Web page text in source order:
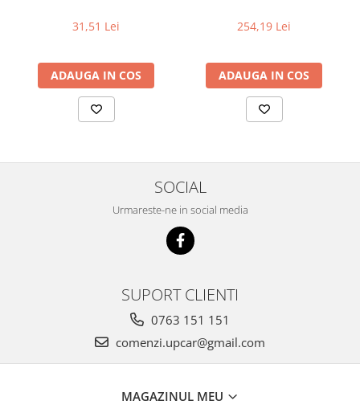
31,51 Lei
ADAUGA IN COS
254,19 Lei
ADAUGA IN COS
SOCIAL
Urmareste-ne in social media
SUPORT CLIENTI
0763 151 151
comenzi.upcar@gmail.com
MAGAZINUL MEU